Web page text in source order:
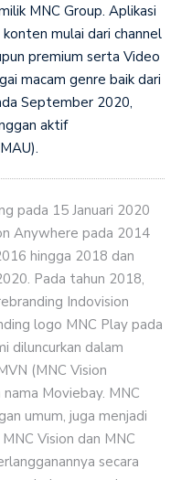
MNC Group. Aplikasi
mulai dari channel
premium serta Video
macam genre baik dari
September 2020,
aktif
pada 15 Januari 2020
Anywhere pada 2014
hingga 2018 dan
Pada tahun 2018,
Indovision
logo MNC Play pada
diluncurkan dalam
(MNC Vision
Moviebay. MNC
umum, juga menjadi
Vision dan MNC
secara